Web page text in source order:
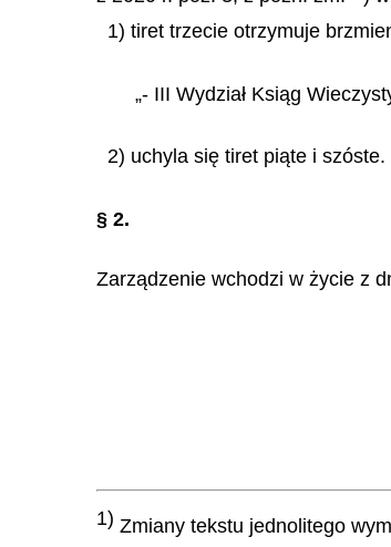
1) tiret trzecie otrzymuje
„- III Wydział Ksiąg
2) uchyla się tiret piąte i szóste.
§ 2.
Zarządzenie wchodzi w życie z
1) Zmiany tekstu jednolitego